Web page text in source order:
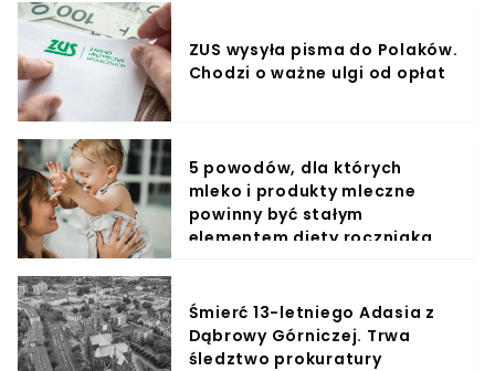
ZUS wysyła pisma do Polaków.
Chodzi o ważne ulgi od opłat
5 powodów, dla których
mleko i produkty mleczne
powinny być stałym
elementem diety roczniaka
Śmierć 13-letniego Adasia z
Dąbrowy Górniczej. Trwa
śledztwo prokuratury